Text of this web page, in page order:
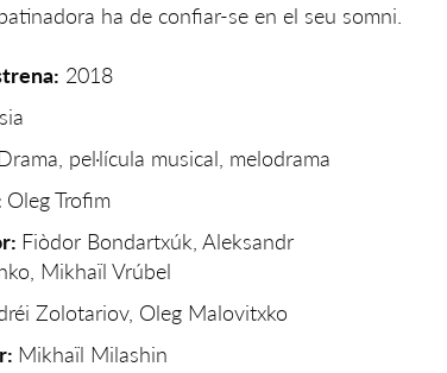
ha de confiar-se en el seu somni.
2018
pel·lícula musical, melodrama
Oleg Trofim
Fiòdor Bondartxúk, Aleksandr
Mikhaïl Vrúbel
Zolotariov, Oleg Malovitxko
Mikhaïl Milashin